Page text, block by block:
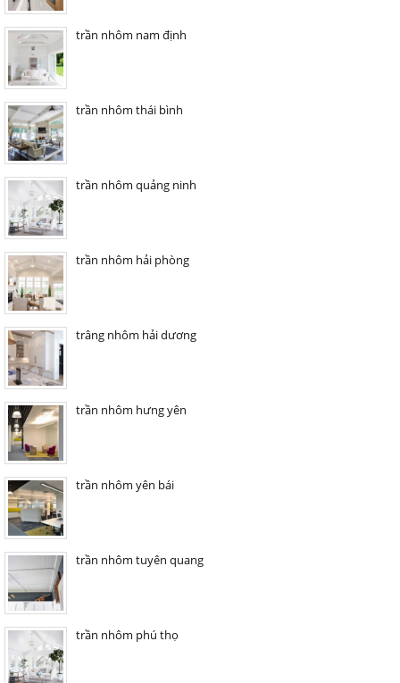
trần nhôm nam định
trần nhôm thái bình
trần nhôm quảng ninh
trần nhôm hải phòng
trâng nhôm hải dương
trần nhôm hưng yên
trần nhôm yên bái
trần nhôm tuyên quang
trần nhôm phú thọ